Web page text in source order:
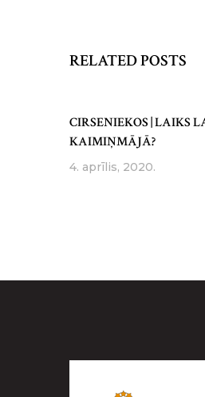
RELATED POSTS
CIRSENIEKOS | LAIKS
KAIMIŅMĀJĀ?
4. aprīlis, 2020.